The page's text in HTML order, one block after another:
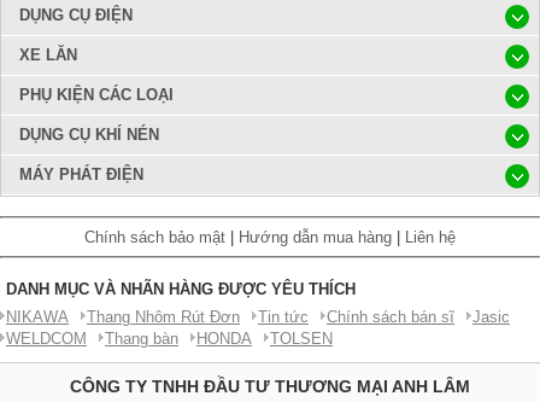
DỤNG CỤ ĐIỆN
XE LĂN
PHỤ KIỆN CÁC LOẠI
DỤNG CỤ KHÍ NÉN
MÁY PHÁT ĐIỆN
Chính sách bảo mật | Hướng dẫn mua hàng | Liên hệ
DANH MỤC VÀ NHÃN HÀNG ĐƯỢC YÊU THÍCH
NIKAWA
Thang Nhôm Rút Đơn Tin tức Chính sách bán sĩ
Jasic
WELDCOM
Thang bàn HONDA TOLSEN
CÔNG TY TNHH ĐẦU TƯ THƯƠNG MẠI ANH LÂM